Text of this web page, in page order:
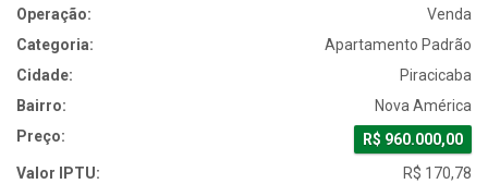
Operação:
Venda
Categoria:
Apartamento Padrão
Cidade:
Piracicaba
Bairro:
Nova América
Preço:
R$ 960.000,00
Valor IPTU:
R$ 170,78